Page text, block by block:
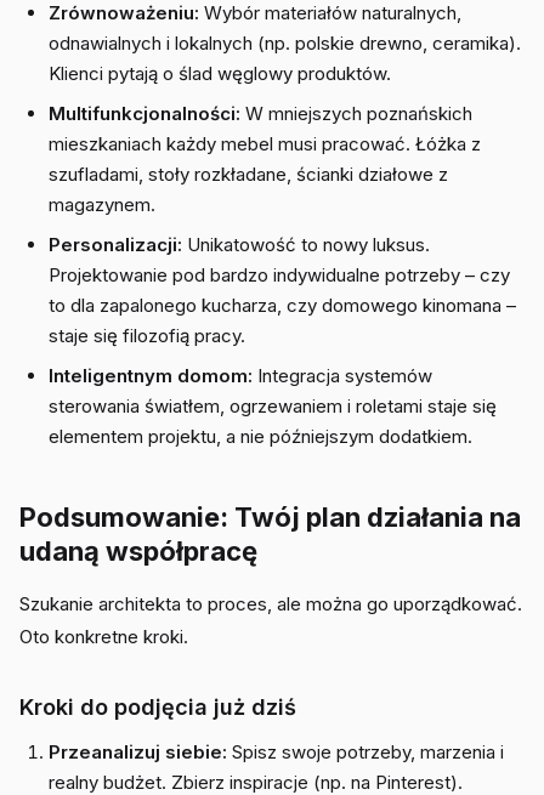
Zrównoważeniu: Wybór materiałów naturalnych,
odnawialnych i lokalnych (np. polskie drewno, ceramika).
Klienci pytają o ślad węglowy produktów.
Multifunkcjonalności: W mniejszych poznańskich
mieszkaniach każdy mebel musi pracować. Łóżka z
szufladami, stoły rozkładane, ścianki działowe z
magazynem.
Personalizacji: Unikatowość to nowy luksus.
Projektowanie pod bardzo indywidualne potrzeby – czy
to dla zapalonego kucharza, czy domowego kinomana –
staje się filozofią pracy.
Inteligentnym domom: Integracja systemów
sterowania światłem, ogrzewaniem i roletami staje się
elementem projektu, a nie późniejszym dodatkiem.
Podsumowanie: Twój plan działania na
udaną współpracę
Szukanie architekta to proces, ale można go uporządkować.
Oto konkretne kroki.
Kroki do podjęcia już dziś
Przeanalizuj siebie: Spisz swoje potrzeby, marzenia i
realny budżet. Zbierz inspiracje (np. na Pinterest).